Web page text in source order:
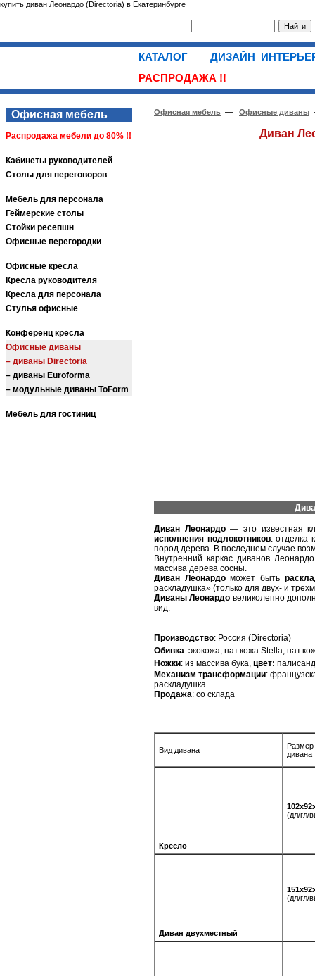
купить диван Леонардо (Directoria) в Екатеринбурге
КАТАЛОГ
ДИЗАЙН
РАСПРОДАЖА !!
Офисная мебель
Распродажа мебели до 80% !!
Кабинеты руководителей
Столы для переговоров
Мебель для персонала
Геймерские столы
Стойки ресепшн
Офисные перегородки
Офисные кресла
Кресла руководителя
Кресла для персонала
Стулья офисные
Конференц кресла
Офисные диваны
– диваны Directoria
– диваны Euroforma
– модульные диваны ToForm
Мебель для гостиниц
Офисная мебель — Офисные диваны
Диван
Диван Леонардо— это известная
исполнения подлокотников: отделка
пород дерева. В последнем случае
Внутренний каркас диванов
массива дерева сосны.
Диван Леонардоможет быть
раскладушка» (только для двух- и
Диваны Леонардо великолепно
вид.
Производство: Россия (Directoria)
Обивка: экокожа, нат.кожа Stella,
Ножки: из массива бука, цвет:
Механизм трансформации:
раскладушка
Продажа: со склада
Вид дивана
Размер
дивана
Кресло
(дл/гл/
Диван двухместный
(дл/гл/